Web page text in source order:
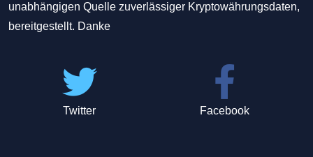
unabhängigen Quelle zuverlässiger Kryptowährungsdaten,
bereitgestellt. Danke
Twitter Facebook